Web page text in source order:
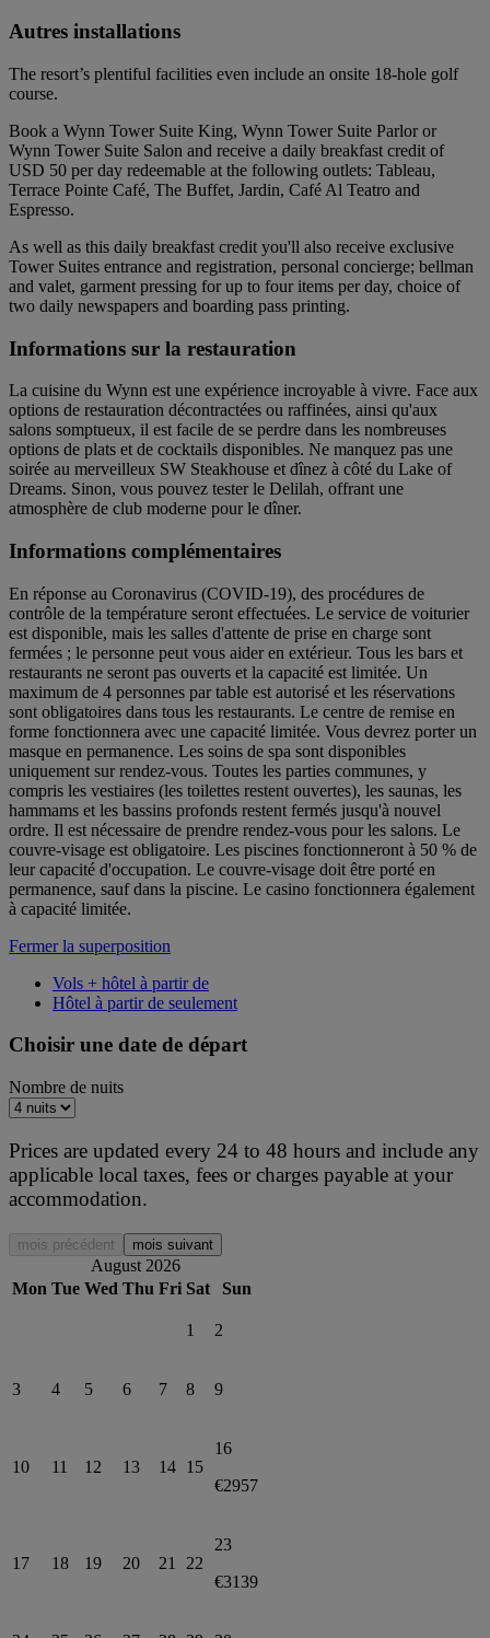
Autres installations
The resort’s plentiful facilities even include an onsite 18-hole golf
course.
Book a Wynn Tower Suite King, Wynn Tower Suite Parlor or
Wynn Tower Suite Salon and receive a daily breakfast credit of
USD 50 per day redeemable at the following outlets: Tableau,
Terrace Pointe Café, The Buffet, Jardin, Café Al Teatro and
Espresso.
As well as this daily breakfast credit you'll also receive exclusive
Tower Suites entrance and registration, personal concierge; bellman
and valet, garment pressing for up to four items per day, choice of
two daily newspapers and boarding pass printing.
Informations sur la restauration
La cuisine du Wynn est une expérience incroyable à vivre. Face aux
options de restauration décontractées ou raffinées, ainsi qu'aux
salons somptueux, il est facile de se perdre dans les nombreuses
options de plats et de cocktails disponibles. Ne manquez pas une
soirée au merveilleux SW Steakhouse et dînez à côté du Lake of
Dreams. Sinon, vous pouvez tester le Delilah, offrant une
atmosphère de club moderne pour le dîner.
Informations complémentaires
En réponse au Coronavirus (COVID-19), des procédures de
contrôle de la température seront effectuées. Le service de voiturier
est disponible, mais les salles d'attente de prise en charge sont
fermées ; le personne peut vous aider en extérieur. Tous les bars et
restaurants ne seront pas ouverts et la capacité est limitée. Un
maximum de 4 personnes par table est autorisé et les réservations
sont obligatoires dans tous les restaurants. Le centre de remise en
forme fonctionnera avec une capacité limitée. Vous devrez porter un
masque en permanence. Les soins de spa sont disponibles
uniquement sur rendez-vous. Toutes les parties communes, y
compris les vestiaires (les toilettes restent ouvertes), les saunas, les
hammams et les bassins profonds restent fermés jusqu'à nouvel
ordre. Il est nécessaire de prendre rendez-vous pour les salons. Le
couvre-visage est obligatoire. Les piscines fonctionneront à 50 % de
leur capacité d'occupation. Le couvre-visage doit être porté en
permanence, sauf dans la piscine. Le casino fonctionnera également
à capacité limitée.
Fermer la superposition
Vols + hôtel à partir de
Hôtel à partir de seulement
Choisir une date de départ
Nombre de nuits
Prices are updated every 24 to 48 hours and include any
applicable local taxes, fees or charges payable at your
accommodation.
mois précédent mois suivant
August 2026
Mon Tue Wed Thu Fri Sat Sun
1 2
3 4 5 6 7 8 9
10 11 12 13 14 15
16
€2957
17 18 19 20 21 22
23
€3139